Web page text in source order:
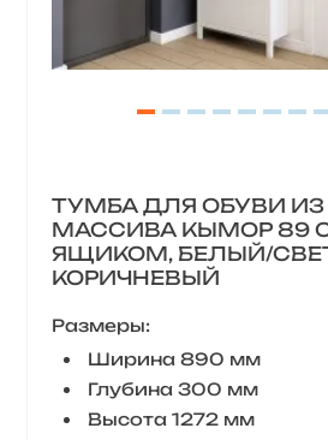
ТУМБА ДЛЯ ОБУВИ ИЗ
МАССИВА КЫМОР 89
ЯЩИКОМ, БЕЛЫЙ/
КОРИЧНЕВЫЙ
Размеры:
Ширина 890 мм
Глубина 300 мм
Высота 1272 мм